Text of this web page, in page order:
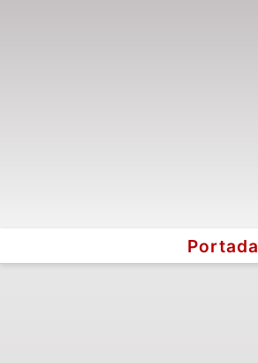
Portada